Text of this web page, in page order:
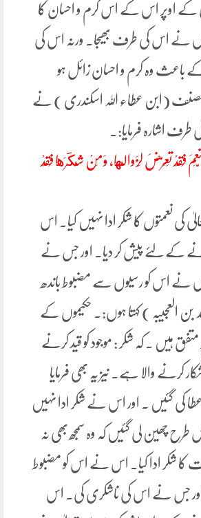
کے اوپر اس کے اس کرم و احسان کا
نے اس کی طرف بھیجا۔ ورنہ اس کی
کے باعث وہ کرم و احسان زائل ہو
(ابن عطاء اللہ اسکندری ) نے
اشارہ فرمایا:۔
فَقَدْ تَعَرَّضَ لِزَوالِها، وَمَنْ شَكَرَها فَقَدْ
کی نعمتوں کا شکر ادا نہیں کیا۔ اس
کے لئے پیش کر دیا۔ اور جس نے
اس نے اس کو رسیوں سے مضبوط باندھ
بن العجیبہ ) کہتا ہوں:۔ حکیموں کے
ہیں ۔ کہ شکر : موجود کو قید کرنے
شکار کرنے والا ہے۔ نیز یہ بھی فرمایا
کی گئیں ۔ اور اس نے شکر ادا نہیں
چھین لی گئیں کہ وہ سمجھ بھی نہ
کا شکر ادا کیا۔ اس نے اس کو مضبوط
اور جس نے اس کی ناشکری کی۔ اس